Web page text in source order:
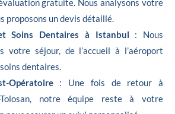
proposons un devis détaillé.
Soins Dentaires à Istanbul : Nous
votre séjour, de l’accueil à l’aéroport
dentaires.
Opératoire : Une fois de retour à
Tolosan, notre équipe reste à votre